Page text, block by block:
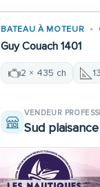
BATEAU À MOTEUR
Guy Couach 1401
2 × 435 ch
VENDEUR
Sud